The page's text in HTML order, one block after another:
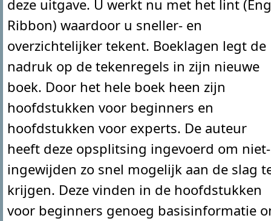
deze uitgave. U werkt nu met het lint
Ribbon) waardoor u sneller- en
overzichtelijker tekent. Boeklagen legt de
nadruk op de tekenregels in zijn nieuwe
boek. Door het hele boek heen zijn
hoofdstukken voor beginners en
hoofdstukken voor experts. De auteur
heeft deze opsplitsing ingevoerd om niet-
ingewijden zo snel mogelijk aan de slag
krijgen. Deze vinden in de hoofdstukken
voor beginners genoeg basisinformatie